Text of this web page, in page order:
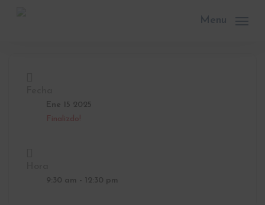
Menu
Ene 15 2025
Finalizdo!
9:30 am - 12:30 pm